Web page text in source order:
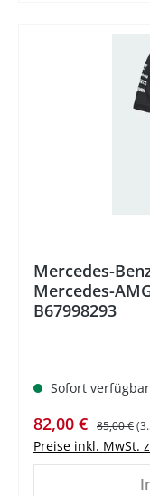
Mercedes-
Mercedes-
B67998293
Sofort
Verkaufspreis:
82,00 € Regulärer
85,00 €
Preise inkl. MwSt.